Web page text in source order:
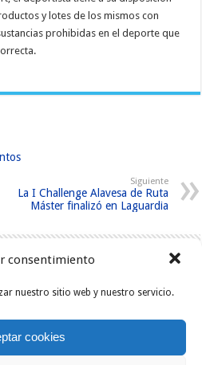
consentimiento
nuestro sitio web y nuestro servicio.
cookies
y lotes de los mismos con
prohibidas en el deporte que
Siguiente
La I Challenge Alavesa de Ruta
Máster finalizó en Laguardia